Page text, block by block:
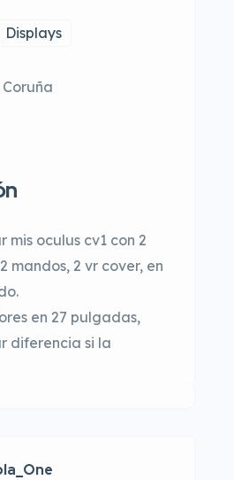
Displays
Coruña
mis oculus cv1 con 2
mandos, 2 vr cover, en
en 27 pulgadas,
diferencia si la